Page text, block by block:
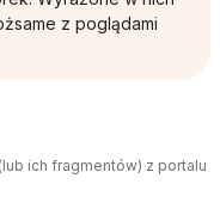
z poglądami
ich fragmentów) z portalu